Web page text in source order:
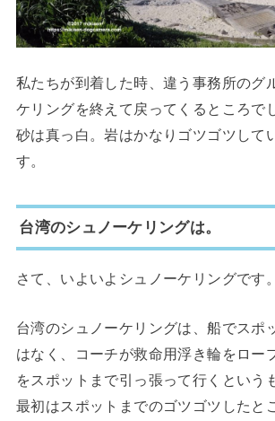
私たちが到着した時、違う事務所のグ
ケリングを終えて戻ってくるところで
砂は真っ白。岩はかなりゴツゴツして
す。
台湾のシュノーケリングは。
さて、いよいよシュノーケリングです。
台湾のシュノーケリングは、船でスポ
はなく、コーチが救命用浮き輪をロー
をスポットまで引っ張って行くという
最初はスポットまでのゴツゴツしたと